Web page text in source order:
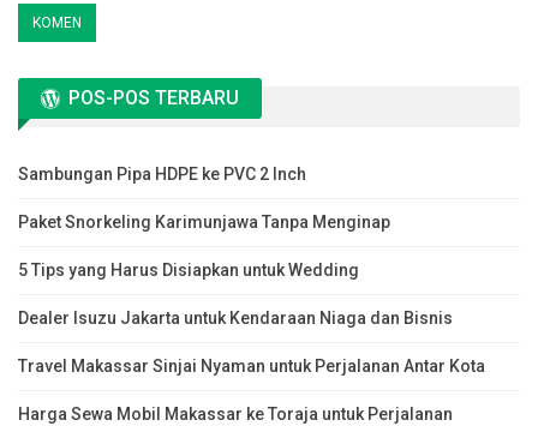
POS-POS TERBARU
Sambungan Pipa HDPE ke PVC 2 Inch
Paket Snorkeling Karimunjawa Tanpa Menginap
5 Tips yang Harus Disiapkan untuk Wedding
Dealer Isuzu Jakarta untuk Kendaraan Niaga dan Bisnis
Travel Makassar Sinjai Nyaman untuk Perjalanan Antar Kota
Harga Sewa Mobil Makassar ke Toraja untuk Perjalanan